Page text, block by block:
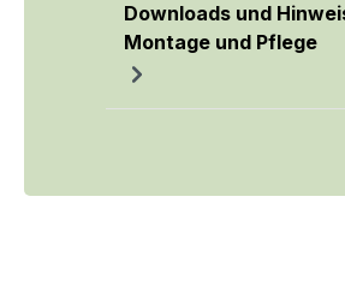
Downloads und
Montage und Pflege